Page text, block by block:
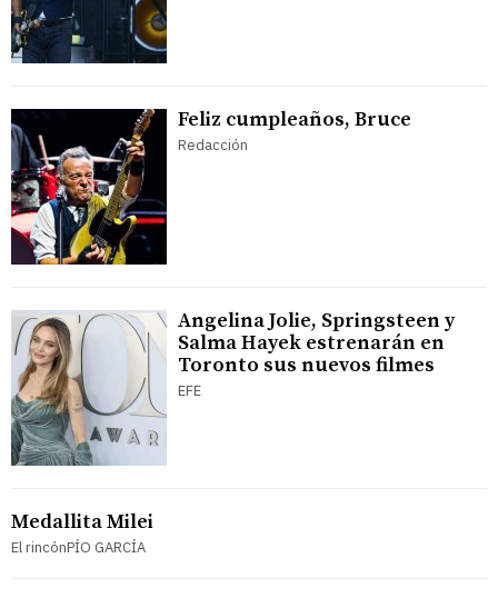
Feliz cumpleaños, Bruce
Redacción
Angelina Jolie, Springsteen y
Salma Hayek estrenarán en
Toronto sus nuevos filmes
EFE
Medallita Milei
El rincónPÍO GARCÍA